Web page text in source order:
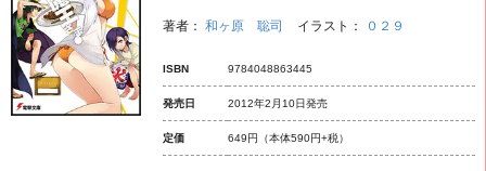
著者： 和ヶ原 聡司 イラスト： ０２９
ISBN 9784048863445
発売日 2012年2月10日発売
定価 649円 （本体590円+税）